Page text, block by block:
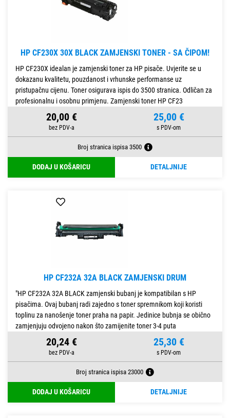
HP CF230X 30X BLACK ZAMJENSKI TONER - SA ČIPOM!
HP CF230X idealan je zamjenski toner za HP pisače. Uvjerite se u
dokazanu kvalitetu, pouzdanost i vrhunske performanse uz
pristupačnu cijenu. Toner osigurava ispis do 3500 stranica. Odličan za
profesionalnu i osobnu primjenu. Zamjenski toner HP CF23
20,00 € 25,00 €
Broj stranica ispisa 3500
DODAJ U KOŠARICU DETALJNIJE
HP CF232A 32A BLACK ZAMJENSKI DRUM
"HP CF232A 32A BLACK zamjenski bubanj je kompatibilan s HP
pisačima. Ovaj bubanj radi zajedno s toner spremnikom koji koristi
toplinu za nanošenje toner praha na papir. Jedinice bubnja se obično
zamjenjuju odvojeno nakon što zamijenite toner 3-4 puta
20,24 € 25,30 €
Broj stranica ispisa 23000
DODAJ U KOŠARICU DETALJNIJE